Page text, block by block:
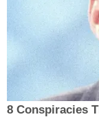
8 Conspiracies